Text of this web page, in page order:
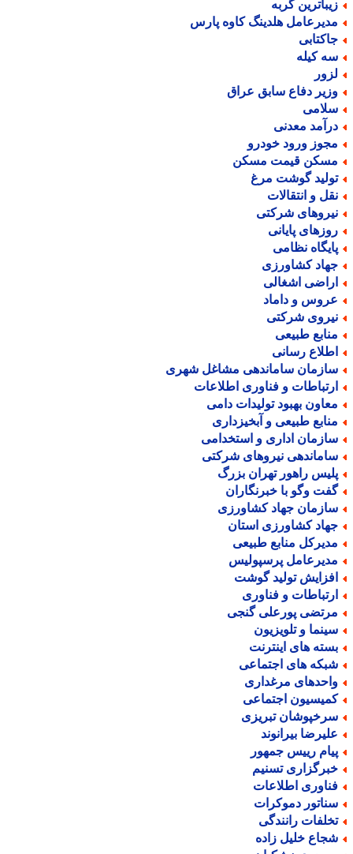
گربه
هلدینگ کاوه پارس
کیله
دفاع سابق عراق
معدنی
ورود خودرو
قیمت مسکن
گوشت مرغ
و انتقالات
شرکتی
پایانی
نظامی
کشاورزی
اشغالی
و داماد
شرکتی
طبیعی
رسانی
ساماندهی مشاغل شهری
و فناوری اطلاعات
بهبود تولیدات دامی
طبیعی و آبخیزداری
اداری و استخدامی
نیروهای شرکتی
راهور تهران بزرگ
وگو با خبرنگاران
جهاد کشاورزی
کشاورزی استان
منابع طبیعی
پرسپولیس
تولید گوشت
و فناوری
پورعلی گنجی
و تلویزیون
های اینترنت
های اجتماعی
مرغداری
اجتماعی
تبریزی
بیرانوند
رییس جمهور
تسنیم
اطلاعات
دموکرات
رانندگی
خلیل زاده